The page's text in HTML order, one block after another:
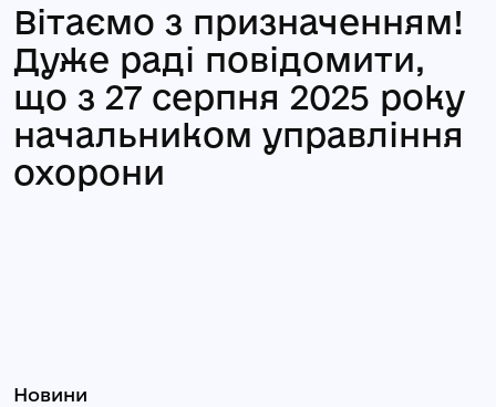
Вітаємо з призначенням!
Дуже раді повідомити,
що з 27 серпня 2025 року
начальником управління
охорони
Новини